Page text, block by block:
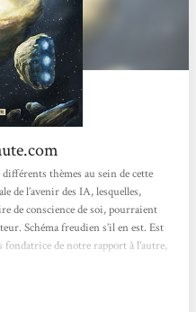
thèmes au sein de cette
de l’avenir des IA, lesquelles,
de conscience de soi, pourraient
Schéma freudien s’il en est. Est
de notre rapport à l’autre,
se pose le délicat problème de...